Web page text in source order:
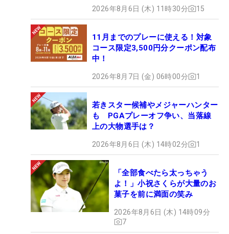
2026年8月6日 (木) 11時30分 15
11月までのプレーに使える！対象
コース限定3,500円分クーポン配布
中！
2026年8月7日 (金) 06時00分 1
若きスター候補やメジャーハンター
も PGAプレーオフ争い、当落線
上の大物選手は？
2026年8月6日 (木) 14時02分 1
「全部食べたら太っちゃう
よ！」小祝さくらが大量のお
菓子を前に満面の笑み
2026年8月6日 (木) 14時09分
7